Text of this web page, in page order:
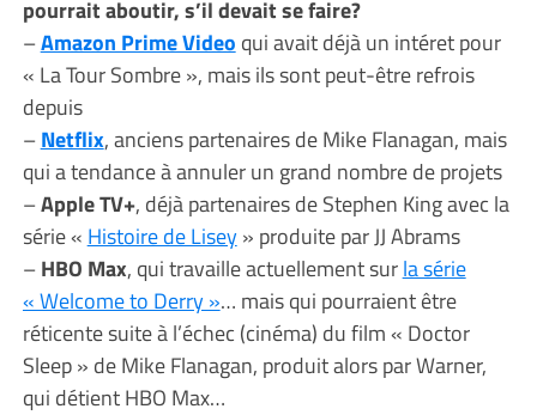
pourrait aboutir, s’il devait se faire?
–Amazon Prime Video qui avait déjà un intéret pour
« La Tour Sombre », mais ils sont peut-être refrois
depuis
–Netflix, anciens partenaires de Mike Flanagan, mais
qui a tendance à annuler un grand nombre de projets
–Apple TV+, déjà partenaires de Stephen King avec la
série « Histoire de Lisey» produite par JJ Abrams
–HBO Max, qui travaille actuellement surla série
« Welcome to Derry »… mais qui pourraient être
réticente suite à l’échec (cinéma) du film « Doctor
Sleep » de Mike Flanagan, produit alors par Warner,
qui détient HBO Max…